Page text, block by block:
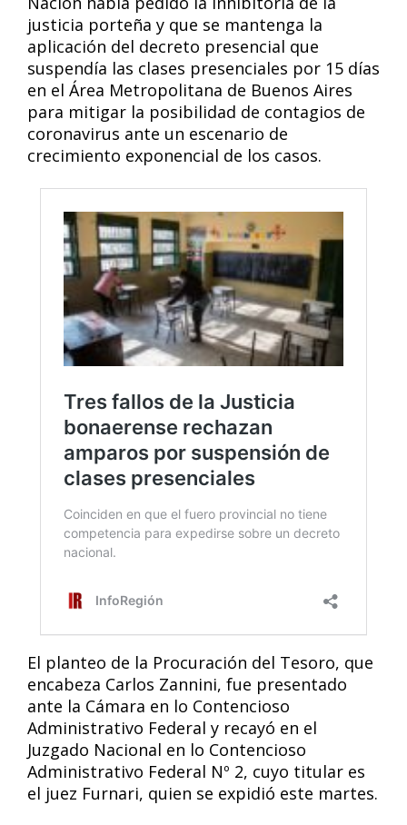
justicia porteña y que se mantenga la
aplicación del decreto presencial que
suspendía las clases presenciales por 15 días
en el Área Metropolitana de Buenos Aires
para mitigar la posibilidad de contagios de
coronavirus ante un escenario de
crecimiento exponencial de los casos.
El planteo de la Procuración del Tesoro, que
encabeza Carlos Zannini, fue presentado
ante la Cámara en lo Contencioso
Administrativo Federal y recayó en el
Juzgado Nacional en lo Contencioso
Administrativo Federal Nº 2, cuyo titular es
el juez Furnari, quien se expidió este martes.